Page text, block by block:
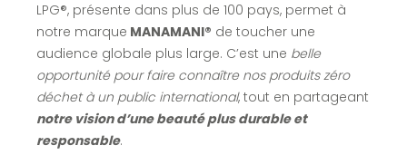
LPG®, présente dans plus de 100 pays, permet à
notre marque MANAMANI® de toucher une
audience globale plus large. C’est une belle
opportunité pour faire connaître nos produits zéro
déchet à un public international, tout en partageant
notre vision d’une beauté plus durable et
responsable.